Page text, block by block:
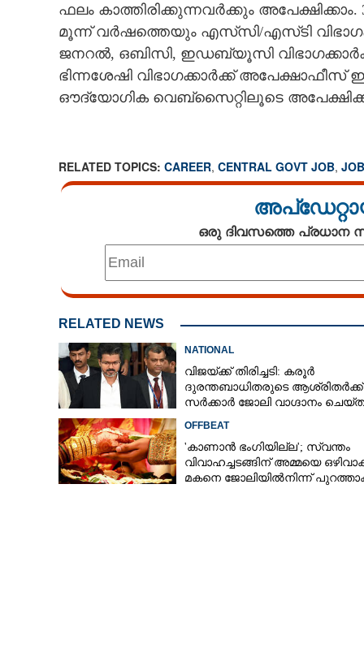
ഫലം കാത്തിരിക്കുന്നവർക്കും
മൂന്ന് വർഷത്തെയും എസ്‌സി/എസ്‌ടി
ജനറൽ, ഒബിസി, ഇഡബ്യൂസി
ഭിന്നശേഷി വിഭാഗക്കാർക്ക്
ഔദ്യോഗിക വെബ്‌സൈറ്റിലൂടെ
RELATED TOPICS: CAREER, CENTRAL GOVT JOB, JOB
ഒരു ദിവസത്തെ പ്രധാന
RELATED NEWS
NATIONAL
വിജയ്‌ക്ക് തിരിച്ചടി: കരൂർ
ദുരന്തബാധിതരുടെ ആശ്രിതർക്ക്
സർക്കാർ ജോലി വാഗ്ദാനം ചെയ്‌ത
OFFBEAT
'കാണാൻ ഭംഗിയില്ല'; സ്വന്തം
വിവാഹച്ചടങ്ങിന് അമ്മയെ
മകനെ ജോലിയിൽനിന്ന്
രണ്ട്
യുവാക്കൾക്ക്